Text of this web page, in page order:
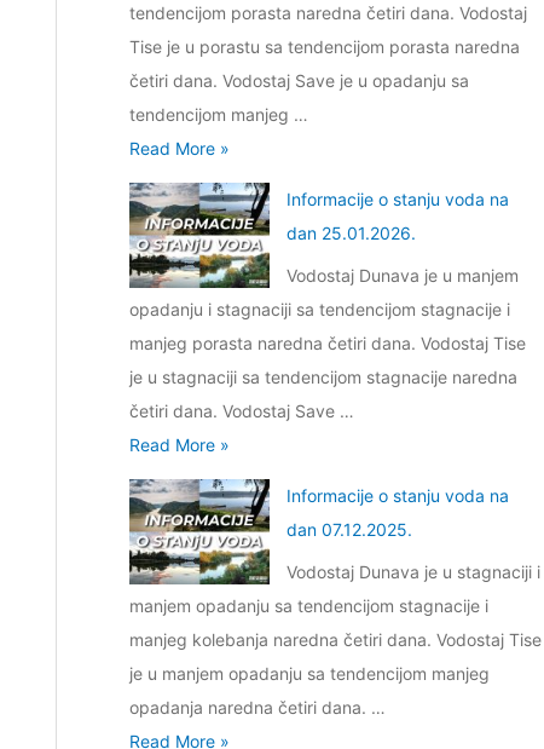
tendencijom porasta naredna četiri dana. Vodostaj
Tise je u porastu sa tendencijom porasta naredna
četiri dana. Vodostaj Save je u opadanju sa
tendencijom manjeg …
I
n
f
o
r
m
a
c
i
j
e
o
s
t
j
Read More »
Informacije o stanju voda na
dan 25.01.2026.
Vodostaj Dunava je u manjem
opadanju i stagnaciji sa tendencijom stagnacije i
manjeg porasta naredna četiri dana. Vodostaj Tise
je u stagnaciji sa tendencijom stagnacije naredna
četiri dana. Vodostaj Save …
I
n
f
o
r
m
a
c
i
Read More »
Informacije o stanju voda na
dan 07.12.2025.
Vodostaj Dunava je u stagnaciji i
manjem opadanju sa tendencijom stagnacije i
manjeg kolebanja naredna četiri dana. Vodostaj Tise
je u manjem opadanju sa tendencijom manjeg
opadanja naredna četiri dana. …
IRead More »